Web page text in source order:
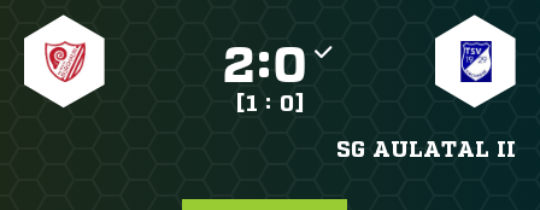
:
[1 : 0]
SG AULATAL II